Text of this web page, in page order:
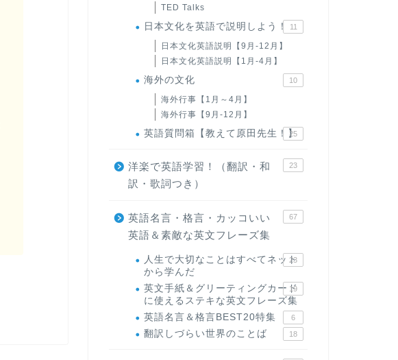
TED Talks
日本文化を英語で説明しよう！ 11
日本文化英語説明【9月-12月】
日本文化英語説明【1月-4月】
海外の文化 10
海外行事【1月～4月】
海外行事【9月-12月】
英語質問箱【教えて原田先生！】
25
洋楽で英語学習！（翻訳・和
訳・歌詞つき）
23
英語名言・格言・カッコいい
英語＆素敵な英文フレーズ集
67
人生で大切なことはすべてネット
から学んだ
23
英文手紙＆グリーティングカード
に使えるステキな英文フレーズ集
19
英語名言＆格言BEST20特集 6
翻訳しづらい世界のことば 18